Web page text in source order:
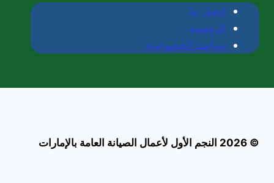
إتصل بنا
الرئيسية
سياسة الخصوصية
© 2026 النجم الأول لأعمال الصيانة العامة بالإمارات